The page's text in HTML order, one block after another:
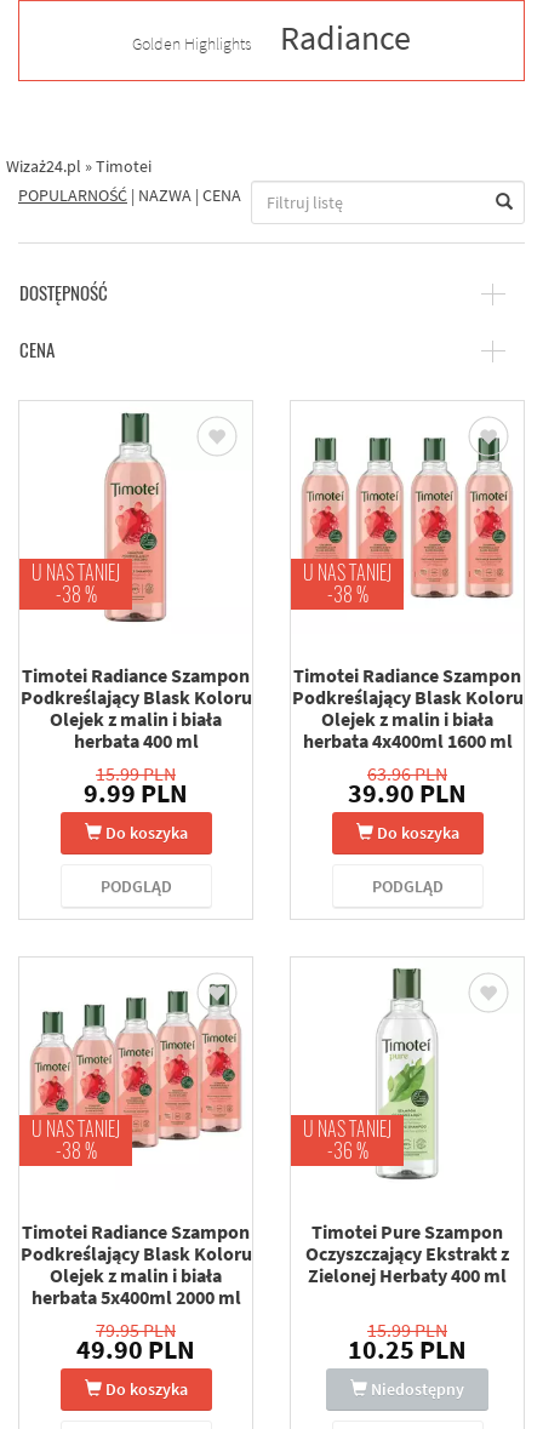
Golden Highlights Radiance
Wizaż24.pl »Timotei
POPULARNOŚĆ | NAZWA | CENA
DOSTĘPNOŚĆ
CENA
U NAS TANIEJ
-38 %
Timotei Radiance Szampon
Podkreślający Blask Koloru
Olejek z malin i biała
herbata 400 ml
15.99 PLN
9.99 PLN
Do koszyka
PODGLĄD
U NAS TANIEJ
-38 %
Timotei Radiance Szampon
Podkreślający Blask Koloru
Olejek z malin i biała
herbata 4x400ml 1600 ml
63.96 PLN
39.90 PLN
Do koszyka
PODGLĄD
U NAS TANIEJ
-38 %
Timotei Radiance Szampon
Podkreślający Blask Koloru
Olejek z malin i biała
herbata 5x400ml 2000 ml
79.95 PLN
49.90 PLN
Do koszyka
U NAS TANIEJ
-36 %
Timotei Pure Szampon
Oczyszczający Ekstrakt z
Zielonej Herbaty 400 ml
15.99 PLN
10.25 PLN
Niedostępny